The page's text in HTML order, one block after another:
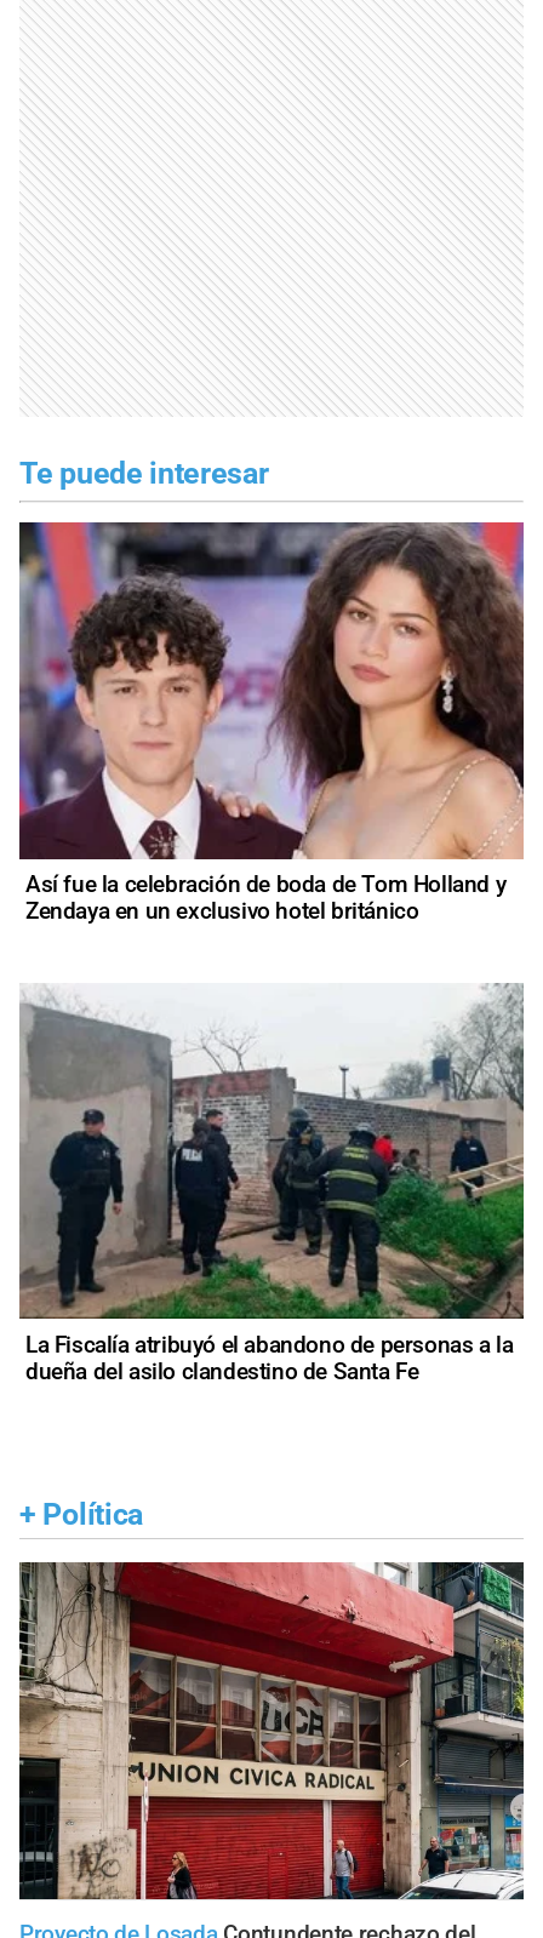
Te puede interesar
Así fue la celebración de boda de Tom Holland y
Zendaya en un exclusivo hotel británico
La Fiscalía atribuyó el abandono de personas a la
dueña del asilo clandestino de Santa Fe
+ Política